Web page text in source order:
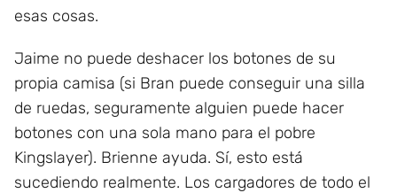
esas cosas.
Jaime no puede deshacer los botones de su
propia camisa (si Bran puede conseguir una silla
de ruedas, seguramente alguien puede hacer
botones con una sola mano para el pobre
Kingslayer). Brienne ayuda. Sí, esto está
sucediendo realmente. Los cargadores de todo el